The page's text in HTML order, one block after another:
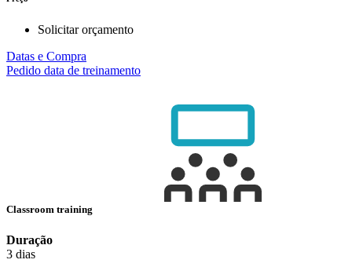
Solicitar orçamento
Datas e Compra
Pedido data de treinamento
Classroom training
Duração
3 dias